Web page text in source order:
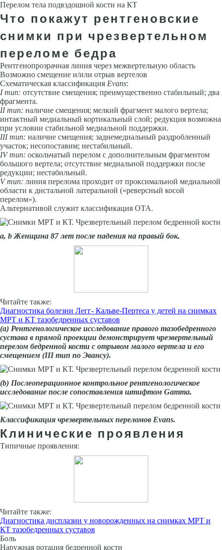
Перелом тела подвздошной кости на КТ
Что покажут рентгеновские
снимки при чрезвертельном
переломе бедра
Рентгенопрозрачная линия через межвертельную область
Возможно смещение и/или отрыв вертелов
Схематическая классификация Evans:
I тип: отсутствие смещения; преимущественно стабильный; два
фрагмента.
II тип: наличие смещения; мелкий фрагмент малого вертела;
интактный медиальный кортикальный слой; редукция возможна
при условии стабильной медиальной поддержки.
IIIтип: наличие смещения; заднемедиальный раздробленный
участок; несопоставим; нестабильный.
IV тип: оскольчатый перелом с дополнительным фрагментом
большого вертела; отсутствие медиальной поддержки после
редукции; нестабильный.
V тип: линия перелома проходит от проксимальной медиальной
области к дистальной латеральной («реверсный косой
перелом»).
Альтернативой служит классификация ОТА.
а, b Женщина 87 лет после падения на правый бок.
Читайте также:
Диагностика болезни Легг- Кальве-Пертеса у детей на снимках
МРТ и КТ тазобедренных суставов
(а) Рентгенологическое исследование правого тазобедренного
сустава в прямой проекции демонстрирует чрезвертельный
перелом бедренной кости с отрывом малого вертела и его
смещением (III тип по Эвансу).
(b) Послеоперационное контрольное рентгенологическое
исследование после сопоставления штифтом Gатта.
Классификация чрезвертельных переломов Evans.
Клинические проявления
Типичные проявления:
Читайте также:
Диагностика дисплазии у новорожденных на снимках МРТ и
КТ тазобедренных суставов
Боль
Наружная ротация бедренной кости